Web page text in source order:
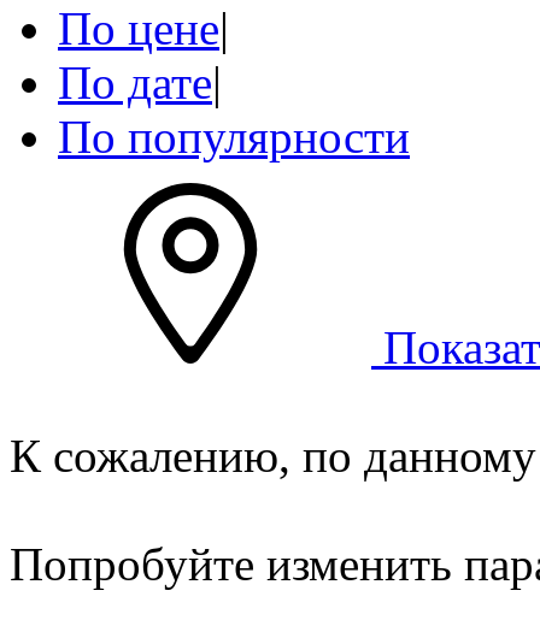
По цене|
По дате|
По популярности
К сожалению, по данному
Попробуйте изменить